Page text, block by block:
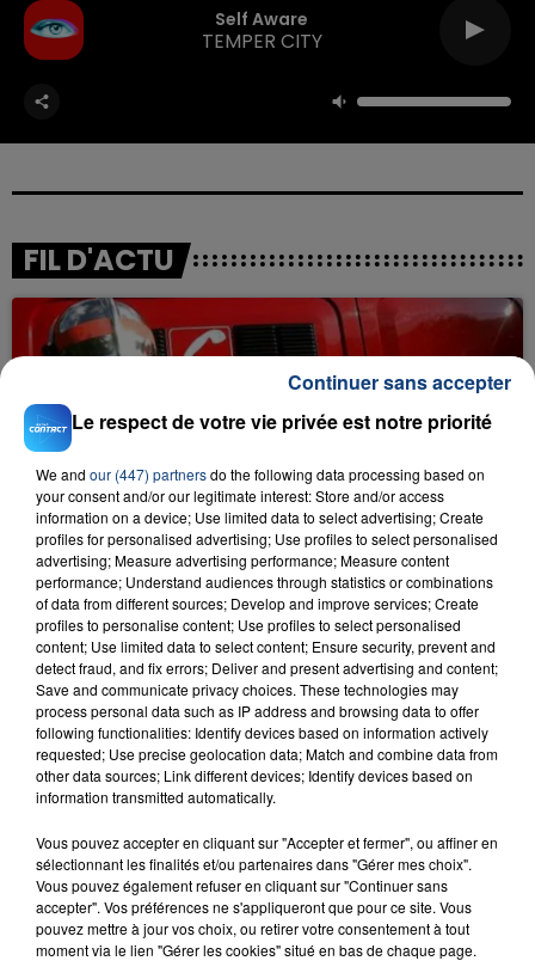
Self Aware
TEMPER CITY
FIL D'ACTU
23 juillet 2026
INCENDIE MORTEL À LENS : UNE FEMME ET
SON BÉBÉ ENTRE LA VIE ET LA...
Un homme s'est immolé par le feu après avoir
aspergé sa compagne et leur bébé de trois mois
d'un liquide inflammable.
20 juillet 2026
UNE ADOLESCENTE DEVANT SE FAIRE
OPÉRER DE LA CHEVILLE RESSORT DE LA...
La famille a porté plainte contre la clinique qui a
reconnu sa responsabilité et présenté ses
excuses.
TITRES DIFFUSÉS
Le respect de votre vie privée est notre priorité
We and our (447) partnersdo the following data processing based on
your consent and/or our legitimate interest: Store and/or access
information on a device; Use limited data to select advertising; Create
profiles for personalised advertising; Use profiles to select personalised
advertising; Measure advertising performance; Measure content
performance; Understand audiences through statistics or combinations
of data from different sources; Develop and improve services; Create
profiles to personalise content; Use profiles to select personalised
content; Use limited data to select content; Ensure security, prevent and
detect fraud, and fix errors; Deliver and present advertising and content;
Save and communicate privacy choices. These technologies may
process personal data such as IP address and browsing data to offer
following functionalities: Identify devices based on information actively
requested; Use precise geolocation data; Match and combine data from
other data sources; Link different devices; Identify devices based on
information transmitted automatically.
Vous pouvez accepter en cliquant sur "Accepter et fermer", ou affiner en
sélectionnant les finalités et/ou partenaires dans "Gérer mes choix".
Vous pouvez également refuser en cliquant sur "Continuer sans
accepter". Vos préférences ne s'appliqueront que pour ce site. Vous
pouvez mettre à jour vos choix, ou retirer votre consentement à tout
moment via le lien "Gérer les cookies" situé en bas de chaque page.
Continuer sans accepter